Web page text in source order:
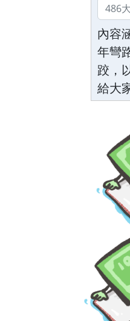
內容
年彎
跤，
給大